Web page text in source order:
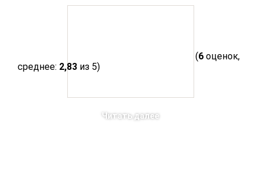
(6 оценок,
среднее: 2,83 из 5)
Читать далее